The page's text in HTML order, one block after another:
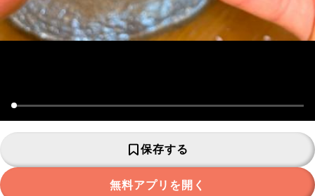
保存する
無料アプリを開く